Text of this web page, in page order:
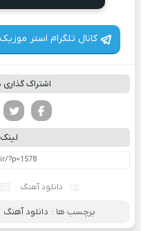
کانال تلگرام استر موزیک
اشتراک
دانلود آهنگ
برچسب ها : دانلود آهنگ